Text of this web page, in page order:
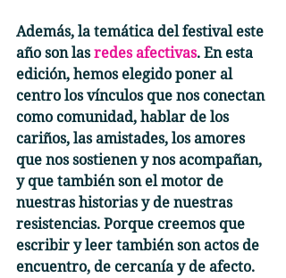
Además, la temática del festival este
año son las redes afectivas. En esta
edición, hemos elegido poner al
centro los vínculos que nos conectan
como comunidad, hablar de los
cariños, las amistades, los amores
que nos sostienen y nos acompañan,
y que también son el motor de
nuestras historias y de nuestras
resistencias. Porque creemos que
escribir y leer también son actos de
encuentro, de cercanía y de afecto.